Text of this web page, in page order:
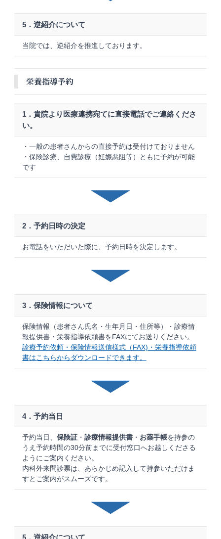
5．逆紹介について
当院では、逆紹介を推進しております。
栄養指導予約
1．貴院より医療連携宛てに直接電話でご連絡くださ
い。
・一般の患者さんからの直接予約は受付けておりません
・保険診療、自費診療（妊娠悪阻等）ともに予約が可能
です
2．予約日時の決定
お電話をいただいた際に、予約日時を決定します。
3．保険情報について
保険情報（患者さん氏名・生年月日・住所等）・診療情
報提供書・栄養指導依頼書をFAXにてお送りください。
診療予約依頼・保険情報送信様式（FAX)・栄養指導依頼
書はこちらからダウンロードできます。
4．予約当日
予約当日、 保険証・ 診療情報提供書・ お薬手帳を持参の
うえ予約時間の30分前までに受付窓口へお越しくださる
ようにご案内ください。
内科外来問診票は、あらかじめ記入して持参いただけま
すとご案内がスムーズです。
5．逆紹介について